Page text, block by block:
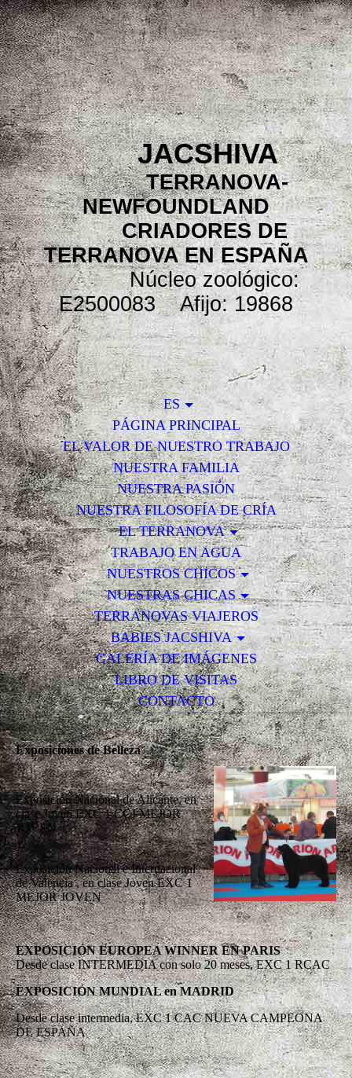
JACSHIVA
TERRANOVA-
NEWFOUNDLAND
CRIADORES DE
TERRANOVA EN ESPAÑA
Núcleo zoológico:
E2500083 Afijo: 19868
ES
PÁGINA PRINCIPAL
EL VALOR DE NUESTRO TRABAJO
NUESTRA FAMILIA
NUESTRA PASIÓN
NUESTRA FILOSOFÍA DE CRÍA
EL TERRANOVA
TRABAJO EN AGUA
NUESTROS CHICOS
NUESTRAS CHICAS
TERRANOVAS VIAJEROS
BABIES JACSHIVA
GALERÍA DE IMÁGENES
LIBRO DE VISITAS
CONTACTO
Exposiciones de Belleza
Exposición Nacional de Alicante, en
clase Joven EXC 1 CCJ MEJOR
JOVEN
Exposición Nacional e Internacional
de Valencia , en clase Joven EXC 1
MEJOR JOVEN
EXPOSICIÓN EUROPEA WINNER EN PARIS
Desde clase INTERMEDIA con solo 20 meses, EXC 1 RCAC
EXPOSICIÓN MUNDIAL en MADRID
Desde clase intermedia, EXC 1 CAC NUEVA CAMPEONA
DE ESPAÑA